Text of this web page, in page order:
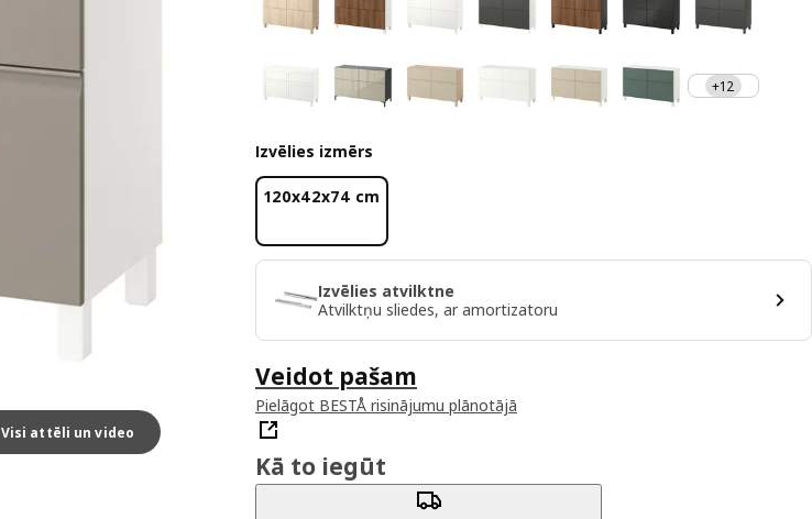
Visi attēli un video
+12
Izvēlies izmērs
120x42x74 cm
Izvēlies atvilktne
Atvilktņu sliedes, ar amortizatoru
Veidot pašam
Pielāgot BESTÅ risinājumu plānotājā
Kā to iegūt